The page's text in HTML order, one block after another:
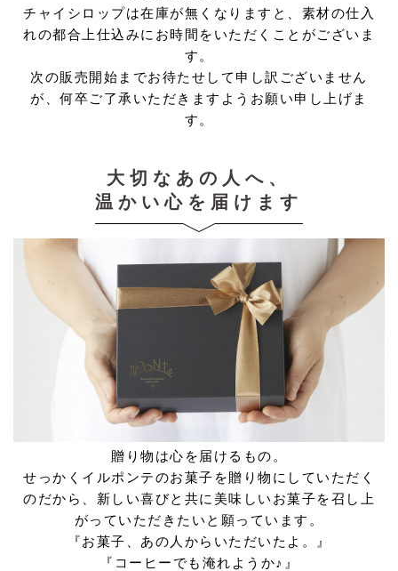
チャイシロップは在庫が無くなりますと、素材の仕入
れの都合上仕込みにお時間をいただくことがございま
す。
次の販売開始までお待たせして申し訳ございません
が、何卒ご了承いただきますようお願い申し上げま
す。
大切なあの人へ、
温かい心を届けます
贈り物は心を届けるもの。
せっかくイルポンテのお菓子を贈り物にしていただく
のだから、新しい喜びと共に美味しいお菓子を召し上
がっていただきたいと願っています。
『お菓子、あの人からいただいたよ。』
『コーヒーでも淹れようか♪』